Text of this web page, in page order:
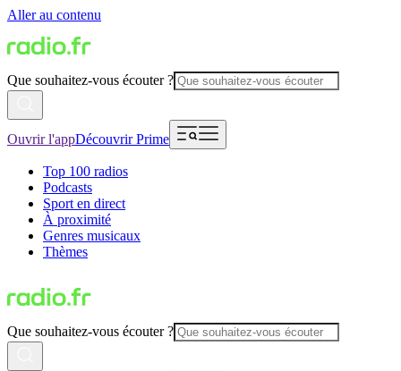
Aller au contenu
Que souhaitez-vous écouter ?
Ouvrir l'appDécouvrir Prime
Top 100 radios
Podcasts
Sport en direct
À proximité
Genres musicaux
Thèmes
Que souhaitez-vous écouter ?